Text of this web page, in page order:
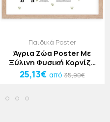
Παιδικά Poster
Άγρια Ζώα Poster Με
Ξύλινη Φυσική Κορνίζα
50x40cm
25,13€ από 35,90€